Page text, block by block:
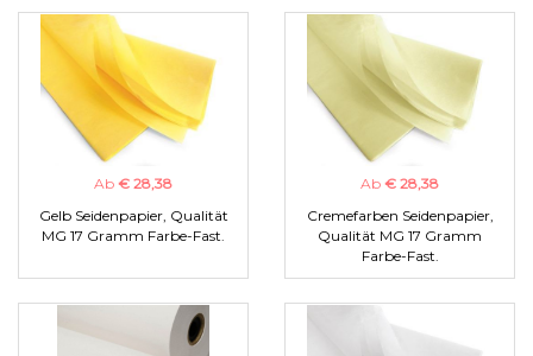
Ab € 28,38
Gelb Seidenpapier, Qualität
MG 17 Gramm Farbe-Fast.
Ab € 28,38
Cremefarben Seidenpapier,
Qualität MG 17 Gramm
Farbe-Fast.